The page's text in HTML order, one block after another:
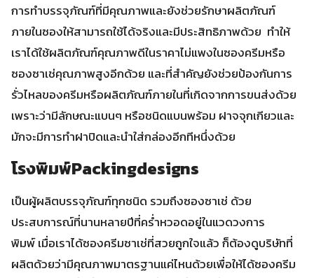
การทำบรรจุภัณฑ์ที่มีคุณภาพและยังช่วยรักษาผลิตภัณฑ์
ภายในซองให้สามารถใช้ได้จริงและมีประสิทธิภาพด้วย ทำให้
เราได้ใช้ผลิตภัณฑ์คุณภาพดีในราคาไม่แพงในซองครีมหรือ
ซองซาเช่คุณภาพสูงอีกด้วย และที่สำคัญยังช่วยป้องกันการ
รั่วไหลของครีมหรือผลิตภัณฑ์ภายในที่เกิดจากการขนส่งด้วย
เพราะว่ามีลักษณะแบนๆ หรือชนิดแบนพร้อม ฝาจจุกเกียวและ
มักจะมีการทำฝาปิดและนำใส่กล่องอีกทีหนึ่งด้วย
โรงพิมพ์Packingdesigns
เป็นผู้ผลิตบรรจุภัณฑ์ทุกชนิด รวมถึงซองซาเช่ ด้วย
ประสบการณ์ที่นานหลายปีที่คร่ำหวอดอยู่ในแวดวงการ
พิมพ์ เมื่อเราได้ซองครีมซาเช่ที่สวยถูกใจแล้ว ก็ต้องดูบริษัทที่
ผลิตด้วยว่ามีคุณภาพมาตรฐานแค่ไหนด้วยเพื่อให้ได้ซองครีม